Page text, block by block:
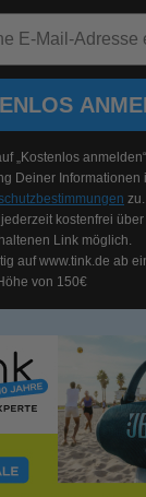
„Kostenlos
Deiner Informationen
kostenfrei
Link möglich.
aufwww.tink.de ab
von 150€